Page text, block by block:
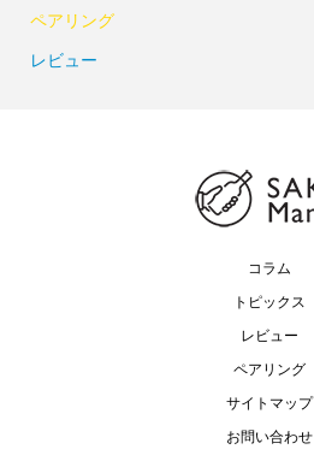
ペアリング
レビュー
コラム
トピックス
レビュー
ペアリング
サイトマップ
お問い合わせ